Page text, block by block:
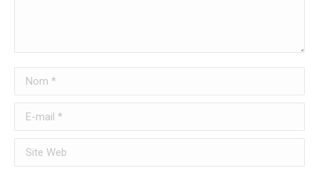
Nom *
E-mail *
Site Web